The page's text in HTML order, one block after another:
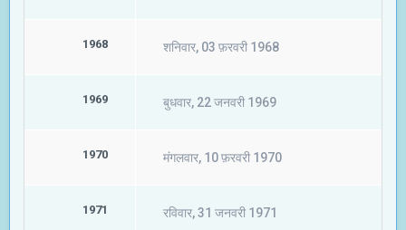
1968 शनिवार, 03 फ़रवरी 1968
1969 बुधवार, 22 जनवरी 1969
1970 मंगलवार, 10 फ़रवरी 1970
1971 रविवार, 31 जनवरी 1971